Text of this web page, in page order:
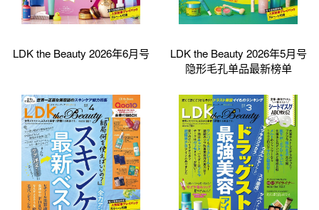
LDK the Beauty 2026年6月号
LDK the Beauty 2026年5月号
隐形毛孔单品最新榜单